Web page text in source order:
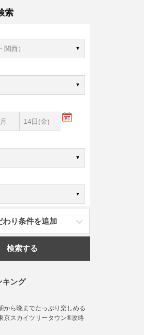
索
わり条件を追加
検索する
キング
から晩までたっぷり楽しめる
京スカイツリータウン®攻略